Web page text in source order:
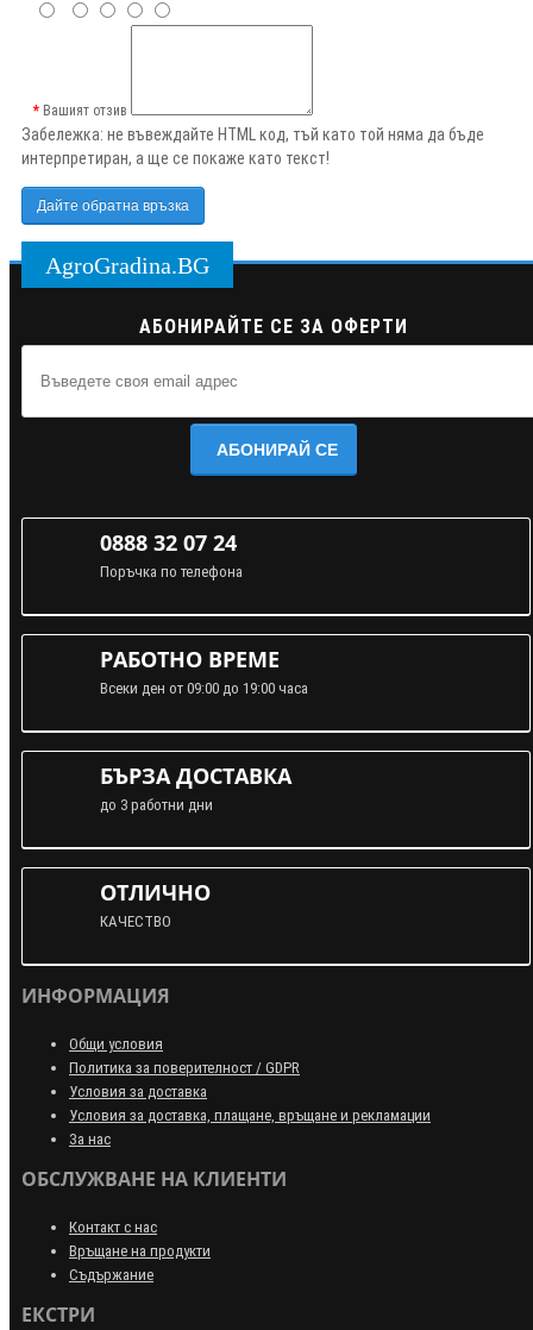
Вашият отзив
Забележка: не въвеждайте HTML код, тъй като той няма да бъде
интерпретиран, а ще се покаже като текст!
Дайте обратна връзка
AgroGradina.BG
АБОНИРАЙТЕ СЕ ЗА ОФЕРТИ
АБОНИРАЙ СЕ
0888 32 07 24
Поръчка по телефона
РАБОТНО ВРЕМЕ
Всеки ден от 09:00 до 19:00 часа
БЪРЗА ДОСТАВКА
до 3 работни дни
ОТЛИЧНО
КАЧЕСТВО
ИНФОРМАЦИЯ
Общи условия
Политика за поверителност / GDPR
Условия за доставка
Условия за доставка, плащане, връщане и рекламации
За нас
ОБСЛУЖВАНЕ НА КЛИЕНТИ
Контакт с нас
Връщане на продукти
Съдържание
ЕКСТРИ